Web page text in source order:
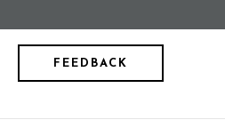
FEEDBACK